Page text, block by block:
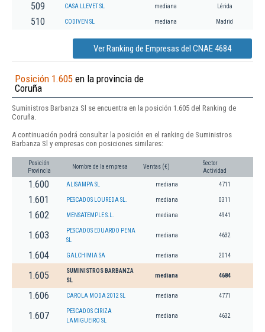
509 CASA LLEVET SL mediana Lérida
510 CODIVEN SL mediana Madrid
Ver Ranking de Empresas del CNAE 4684
Posición 1.605 en la provincia de
Coruña
Suministros Barbanza Sl se encuentra en la posición 1.605 del Ranking de
Coruña.
A continuación podrá consultar la posición en el ranking de Suministros
Barbanza Sl y empresas con posiciones similares:
Posición
Provincia
Nombre de la empresa Ventas (€)
Sector
Actividad
1.600 ALISAMPA SL mediana 4711
1.601 PESCADOS LOUREDA SL. mediana 0311
1.602 MENSATEMPLE S.L. mediana 4941
1.603
PESCADOS EDUARDO PENA
SL
mediana 4632
1.604 GALCHIMIA SA mediana 2014
1.605
SUMINISTROS BARBANZA
SL
mediana 4684
1.606 CAROLA MODA 2012 SL mediana 4771
1.607
PESCADOS CIRIZA
LAMIGUEIRO SL
mediana 4632